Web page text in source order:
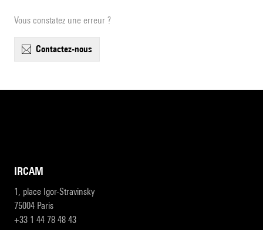
Vous constatez une erreur ?
contactez-nous
IRCAM
1, place Igor-Stravinsky
75004 Paris
+33 1 44 78 48 43